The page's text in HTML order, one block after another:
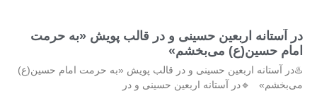
در آستانه اربعین حسینی و در قالب پویش «به حرمت
امام حسین(ع) می‌بخشم»
♨️در آستانه اربعین حسینی و در قالب پویش «به حرمت امام حسین(ع)
می‌بخشم» 🔹در آستانه اربعین حسینی و در